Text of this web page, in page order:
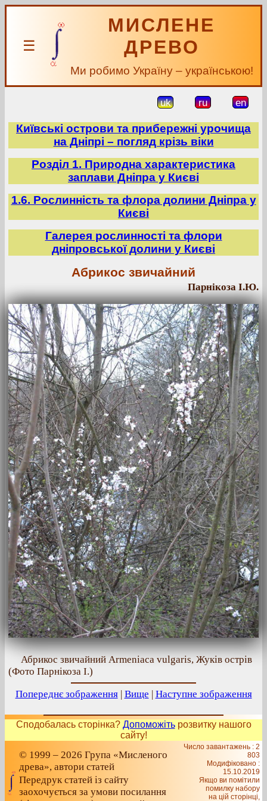
☰
МИСЛЕНЕ
ДРЕВО
Ми робимо Україну – українською!
uk ru en
Київські острови та прибережні урочища
на Дніпрі – погляд крізь віки
Розділ 1. Природна характеристика
заплави Дніпра у Києві
1.6. Рослинність та флора долини Дніпра у
Києві
Галерея рослинності та флори
дніпровської долини у Києві
Абрикос звичайний
Парнікоза І.Ю.
Абрикос звичайний Armeniaca vulgaris, Жуків острів
(Фото Парнікоза І.)
Попереднє зображення| Вище | Наступне зображення
Сподобалась сторінка? Допоможітьрозвитку нашого
сайту!
© 1999 – 2026 Група «Мисленого
древа», автори статей
Передрук статей із сайту
заохочується за умови посилання
Число завантажень : 2
803
Модифіковано :
15.10.2019
Якщо ви помітили
помилку набору
на цiй сторiнцi,